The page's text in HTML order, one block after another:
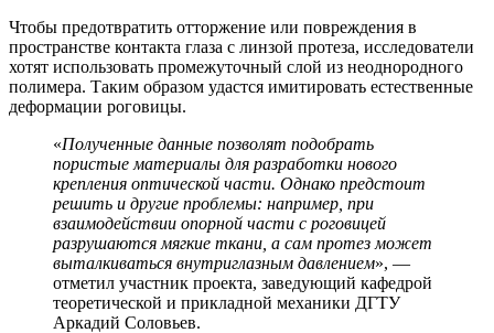
Чтобы предотвратить отторжение или повреждения в
пространстве контакта глаза с линзой протеза, исследователи
хотят использовать промежуточный слой из неоднородного
полимера. Таким образом удастся имитировать естественные
деформации роговицы.
«Полученные данные позволят подобрать
пористые материалы для разработки нового
крепления оптической части. Однако предстоит
решить и другие проблемы: например, при
взаимодействии опорной части с роговицей
разрушаются мягкие ткани, а сам протез может
выталкиваться внутриглазным давлением», —
отметил участник проекта, заведующий кафедрой
теоретической и прикладной механики ДГТУ
Аркадий Соловьев.